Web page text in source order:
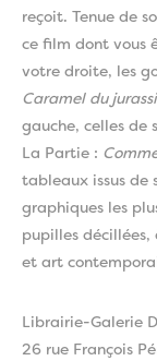
reçoit. Tenue de
ce film dont vous
votre droite, les
Caramel du
gauche, celles de
La Partie :
tableaux issus de
graphiques les
pupilles
et art
Librairie-Galerie
26 rue François